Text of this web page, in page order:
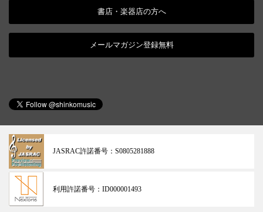
書店・楽器店の方へ
メールマガジン登録無料
JASRAC許諾番号： S0805281888
利用許諾番号： ID000001493